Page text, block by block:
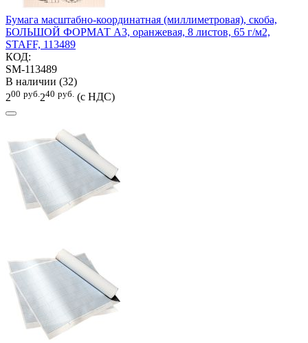
Бумага масштабно-координатная (миллиметровая), скоба,
БОЛЬШОЙ ФОРМАТ А3, оранжевая, 8 листов, 65 г/м2,
STAFF, 113489
КОД:
SM-113489
В наличии (32)
200 руб. 240 руб. (с НДС)